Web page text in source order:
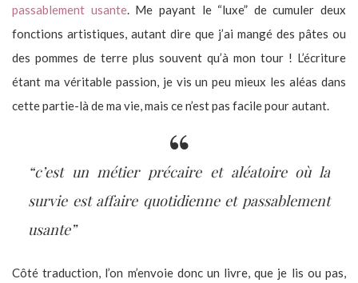
passablement usante. Me payant le “luxe” de cumuler deux
fonctions artistiques, autant dire que j’ai mangé des pâtes ou
des pommes de terre plus souvent qu’à mon tour ! L’écriture
étant ma véritable passion, je vis un peu mieux les aléas dans
cette partie-là de ma vie, mais ce n’est pas facile pour autant.
“c’est un métier précaire et aléatoire où la
survie est affaire quotidienne et passablement
usante”
Côté traduction, l’on m’envoie donc un livre, que je lis ou pas,